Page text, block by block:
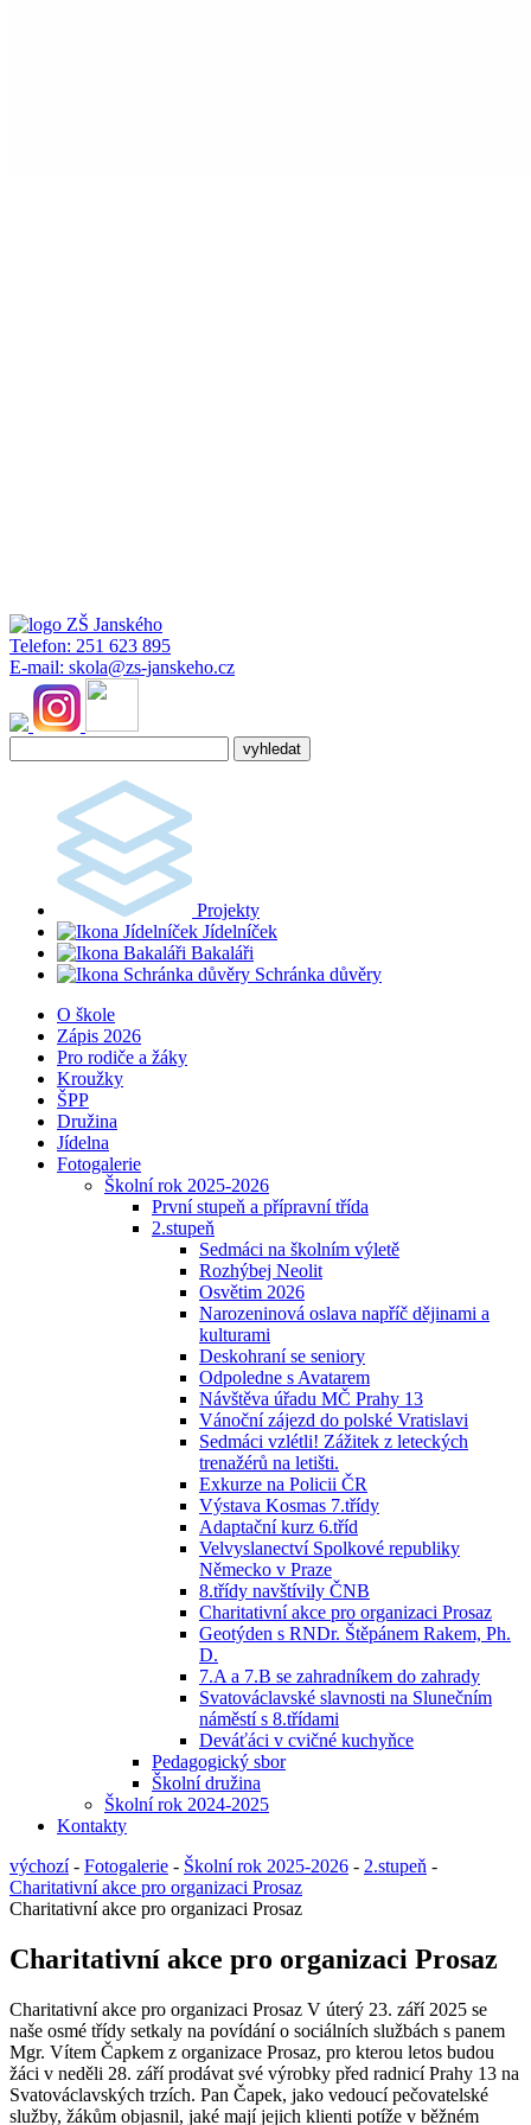
Telefon: 251 623 895
E-mail: skola@zs-janskeho.cz
Projekty
Jídelníček
Bakaláři
Schránka důvěry
O škole
Zápis 2026
Pro rodiče a žáky
Kroužky
ŠPP
Družina
Jídelna
Fotogalerie
Školní rok 2025-2026
První stupeň a přípravní třída
2.stupeň
Sedmáci na školním výletě
Rozhýbej Neolit
Osvětim 2026
Narozeninová oslava napříč dějinami a
kulturami
Deskohraní se seniory
Odpoledne s Avatarem
Návštěva úřadu MČ Prahy 13
Vánoční zájezd do polské Vratislavi
Sedmáci vzlétli! Zážitek z leteckých
trenažérů na letišti.
Exkurze na Policii ČR
Výstava Kosmas 7.třídy
Adaptační kurz 6.tříd
Velvyslanectví Spolkové republiky
Německo v Praze
8.třídy navštívily ČNB
Charitativní akce pro organizaci Prosaz
Geotýden s RNDr. Štěpánem Rakem, Ph.
D.
7.A a 7.B se zahradníkem do zahrady
Svatováclavské slavnosti na Slunečním
náměstí s 8.třídami
Deváťáci v cvičné kuchyňce
Pedagogický sbor
Školní družina
Školní rok 2024-2025
Kontakty
výchozí- Fotogalerie - Školní rok 2025-2026 - 2.stupeň -
Charitativní akce pro organizaci Prosaz
Charitativní akce pro organizaci Prosaz
Charitativní akce pro organizaci Prosaz
Charitativní akce pro organizaci Prosaz V úterý 23. září 2025 se
naše osmé třídy setkaly na povídání o sociálních službách s panem
Mgr. Vítem Čapkem z organizace Prosaz, pro kterou letos budou
žáci v neděli 28. září prodávat své výrobky před radnicí Prahy 13 na
Svatováclavských trzích. Pan Čapek, jako vedoucí pečovatelské
služby, žákům objasnil, jaké mají jejich klienti potíže v běžném